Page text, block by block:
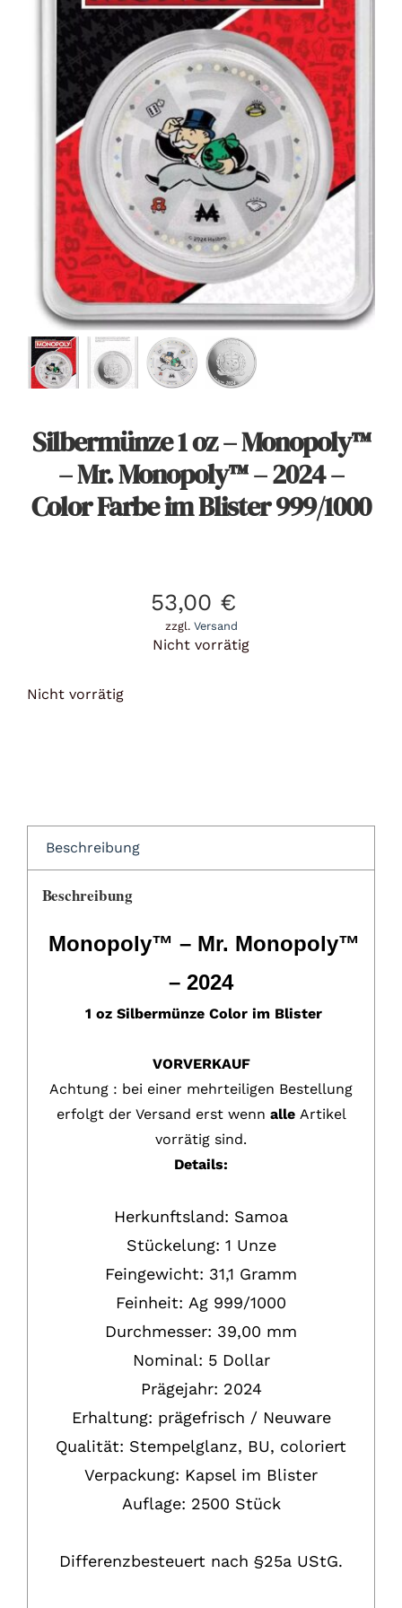
Angebote
Über Uns
Kontakt
Mein Konto
Warenkorb
Silbermünze 1 oz – Monopoly™
– Mr. Monopoly™ – 2024 –
Color Farbe im Blister 999/1000
53,00 €
zzgl. Versand
Nicht vorrätig
Nicht vorrätig
Beschreibung
Beschreibung
Monopoly™ – Mr. Monopoly™
– 2024
1 oz Silbermünze Color im Blister
VORVERKAUF
Achtung : bei einer mehrteiligen Bestellung
erfolgt der Versand erst wenn alleArtikel
vorrätig sind.
Details:
Herkunftsland: Samoa
Stückelung: 1 Unze
Feingewicht: 31,1 Gramm
Feinheit: Ag 999/1000
Durchmesser: 39,00 mm
Nominal: 5 Dollar
Prägejahr: 2024
Erhaltung: prägefrisch / Neuware
Qualität: Stempelglanz, BU, coloriert
Verpackung: Kapsel im Blister
Auflage: 2500 Stück
Differenzbesteuert nach §25a UStG.